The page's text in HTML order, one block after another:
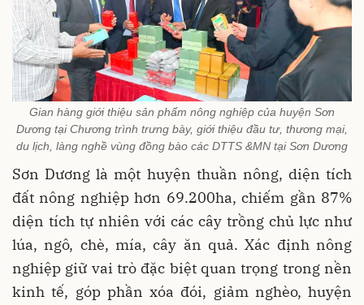
Gian hàng giới thiệu sản phẩm nông nghiệp của huyện Sơn
Dương tại Chương trình trưng bày, giới thiệu đầu tư, thương mại,
du lịch, làng nghề vùng đồng bào các DTTS &MN tại Sơn Dương
Sơn Dương là một huyện thuần nông, diện tích
đất nông nghiệp hơn 69.200ha, chiếm gần 87%
diện tích tự nhiên với các cây trồng chủ lực như
lúa, ngô, chè, mía, cây ăn quả. Xác định nông
nghiệp giữ vai trò đặc biệt quan trọng trong nền
kinh tế, góp phần xóa đói, giảm nghèo, huyện